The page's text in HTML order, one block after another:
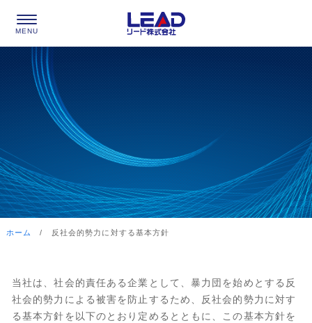
ホーム / 反社会的勢力に対する基本方針
当社は、社会的責任ある企業として、暴力団を始めとする反
社会的勢力による被害を防止するため、反社会的勢力に対す
る基本方針を以下のとおり定めるとともに、この基本方針を